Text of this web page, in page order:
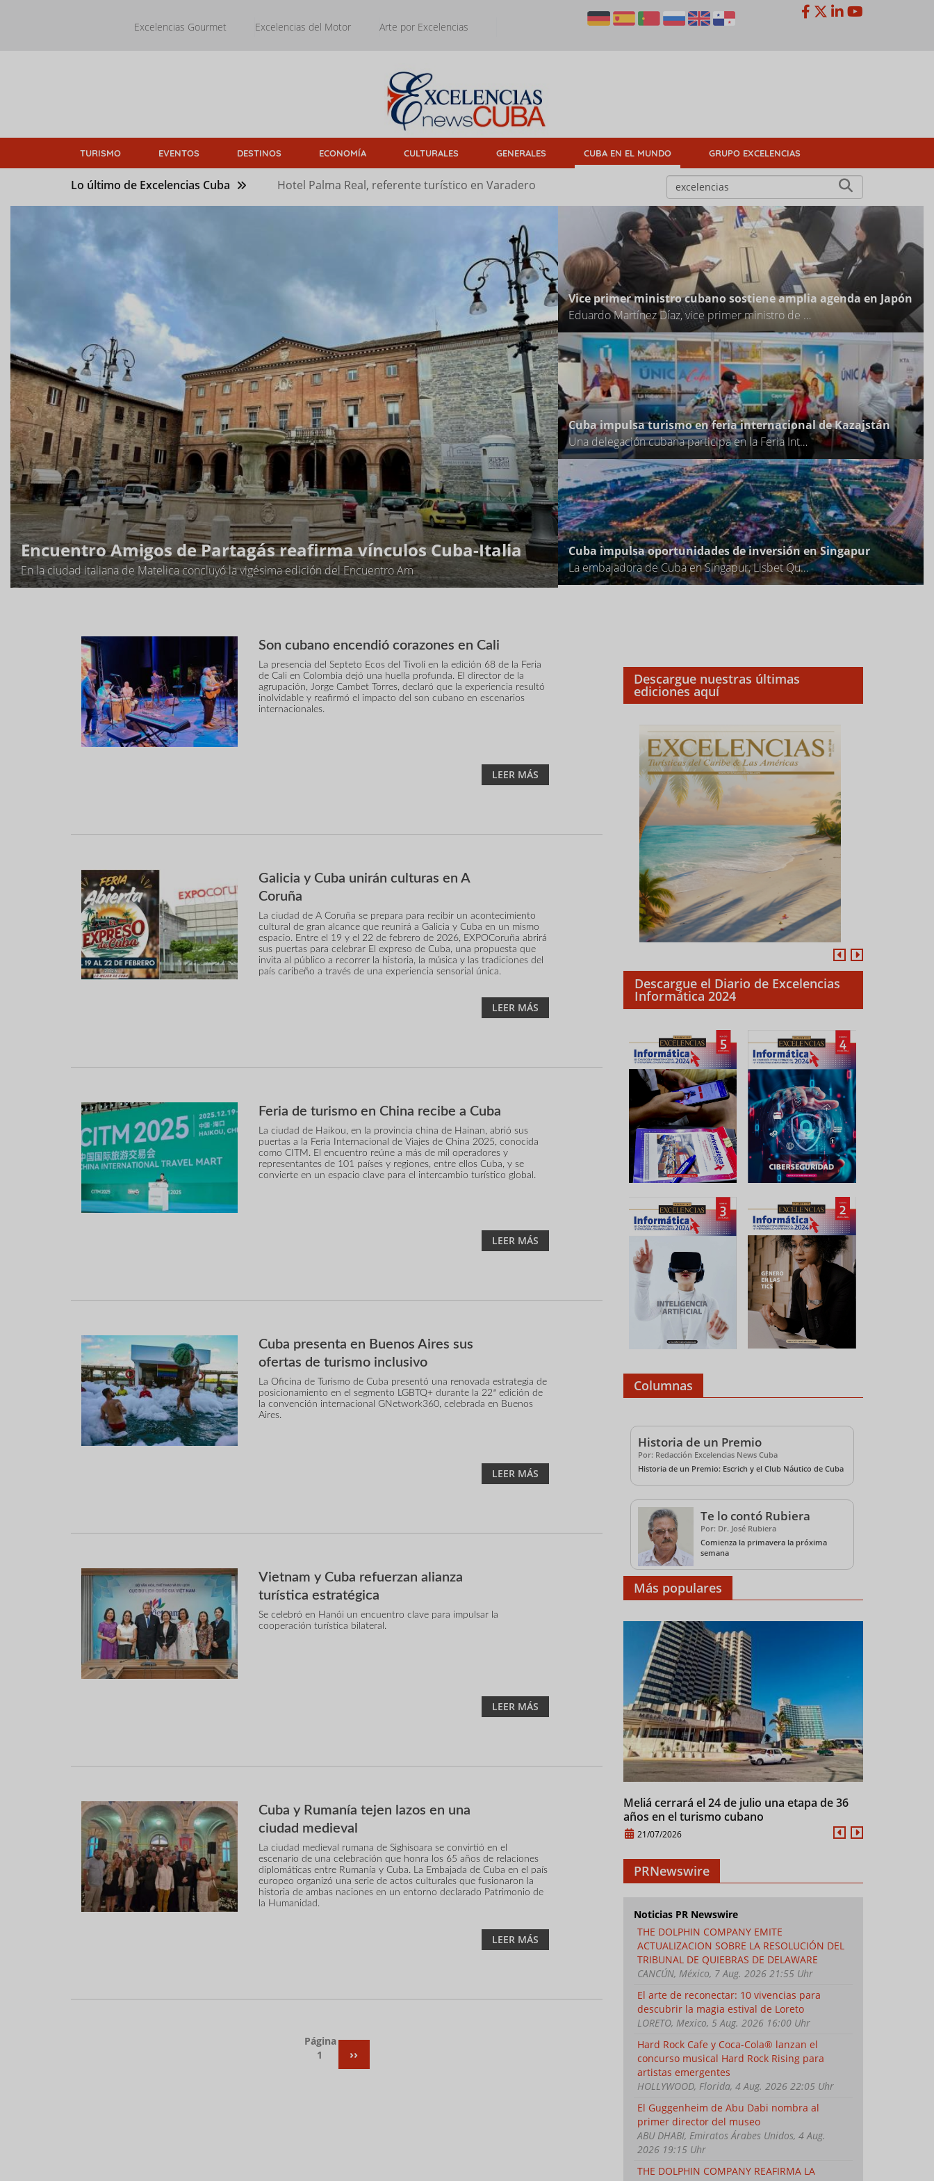
Excelencias Gourmet Excelencias del Motor Arte por Excelencias
TURISMO EVENTOS DESTINOS ECONOMÍA CULTURALES GENERALES CUBA EN EL MUNDO GRUPO EXCELENCIAS
Lo último de Excelencias Cuba Hotel Palma Real, referente turístico en Varadero
Encuentro Amigos de Partagás reafirma vínculos Cuba-Italia
En la ciudad italiana de Matelica concluyó la vigésima edición del Encuentro Am
Vice primer ministro cubano sostiene amplia agenda en Japón
Eduardo Martínez Díaz, vice primer ministro de la República de Cuba, desarrolló este jueves en Tokio una amplia agenda de trabajo con autoridades japonesas, en el contexto de la C
Cuba impulsa turismo en feria internacional de Kazajstán
Una delegación cubana participa en la Feria Internacional de Turismo de Kazajstán (KITF 2026), que se desarrolla en el recinto Atakent Expo de la capital kazaja.
Cuba impulsa oportunidades de inversión en Singapur
La embajadora de Cuba en Singapur, Lisbet Quesada Luna, participó como oradora invitada especial en el Famposo Family Office Conclave & SPARK 2050, Singapur 2026, un evento de
Son cubano encendió corazones en Cali
La presencia del Septeto Ecos del Tivolí en la edición 68 de la Feria
de Cali en Colombia dejó una huella profunda. El director de la
agrupación, Jorge Cambet Torres, declaró que la experiencia resultó
inolvidable y reafirmó el impacto del son cubano en escenarios
internacionales.
LEER MÁS
Galicia y Cuba unirán culturas en A
Coruña
La ciudad de A Coruña se prepara para recibir un acontecimiento
cultural de gran alcance que reunirá a Galicia y Cuba en un mismo
espacio. Entre el 19 y el 22 de febrero de 2026, EXPOCoruña abrirá
sus puertas para celebrar El expreso de Cuba, una propuesta que
invita al público a recorrer la historia, la música y las tradiciones del
país caribeño a través de una experiencia sensorial única.
LEER MÁS
Feria de turismo en China recibe a Cuba
La ciudad de Haikou, en la provincia china de Hainan, abrió sus
puertas a la Feria Internacional de Viajes de China 2025, conocida
como CITM. El encuentro reúne a más de mil operadores y
representantes de 101 países y regiones, entre ellos Cuba, y se
convierte en un espacio clave para el intercambio turístico global.
LEER MÁS
Cuba presenta en Buenos Aires sus
ofertas de turismo inclusivo
La Oficina de Turismo de Cuba presentó una renovada estrategia de
posicionamiento en el segmento LGBTQ+ durante la 22ª edición de
la convención internacional GNetwork360, celebrada en Buenos
Aires.
LEER MÁS
Vietnam y Cuba refuerzan alianza
turística estratégica
Se celebró en Hanói un encuentro clave para impulsar la
cooperación turística bilateral.
LEER MÁS
Cuba y Rumanía tejen lazos en una
ciudad medieval
La ciudad medieval rumana de Sighisoara se convirtió en el
escenario de una celebración que honra los 65 años de relaciones
diplomáticas entre Rumanía y Cuba. La Embajada de Cuba en el país
europeo organizó una serie de actos culturales que fusionaron la
historia de ambas naciones en un entorno declarado Patrimonio de
la Humanidad.
LEER MÁS
Página
1
SIGUIENTE
PÁGINA
››
Descargue nuestras últimas
ediciones aquí
Descargue el Diario de Excelencias
Informática 2024
Columnas
Historia de un Premio
Por: Redacción Excelencias News Cuba
Historia de un Premio: Escrich y el Club Náutico de Cuba
Te lo contó Rubiera
Por: Dr. José Rubiera
Comienza la primavera la próxima
semana
Más populares
Meliá cerrará el 24 de julio una etapa de 36
años en el turismo cubano
21/07/2026
PRNewswire
Noticias PR Newswire
THE DOLPHIN COMPANY EMITE
ACTUALIZACION SOBRE LA RESOLUCIÓN DEL
TRIBUNAL DE QUIEBRAS DE DELAWARE
CANCÚN, México, 7 Aug. 2026 21:55 Uhr
El arte de reconectar: 10 vivencias para
descubrir la magia estival de Loreto
LORETO, Mexico, 5 Aug. 2026 16:00 Uhr
Hard Rock Cafe y Coca-Cola® lanzan el
concurso musical Hard Rock Rising para
artistas emergentes
HOLLYWOOD, Florida, 4 Aug. 2026 22:05 Uhr
El Guggenheim de Abu Dabi nombra al
primer director del museo
ABU DHABI, Emiratos Árabes Unidos, 4 Aug.
2026 19:15 Uhr
THE DOLPHIN COMPANY REAFIRMA LA